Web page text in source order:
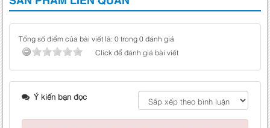
Tổng số điểm của bài viết là: 0 trong 0 đánh giá
Click để đánh giá bài viết
Ý kiến bạn đọc